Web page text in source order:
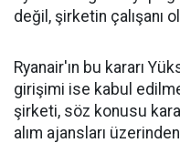
değil, şirketin çalışanı
Ryanair'ın bu kararı
girişimi ise kabul
şirketi, söz konusu
alım ajansları